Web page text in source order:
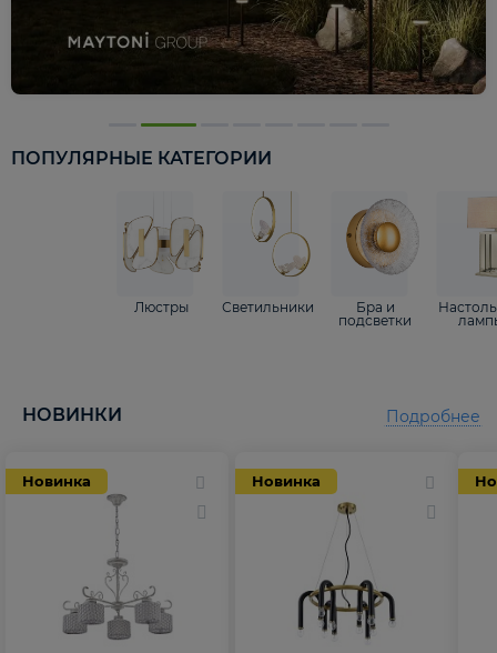
ПОПУЛЯРНЫЕ КАТЕГОРИИ
Люстры Светильники
Бра и
подсветки
НОВИНКИ
Новинка Новинка
Подробнее